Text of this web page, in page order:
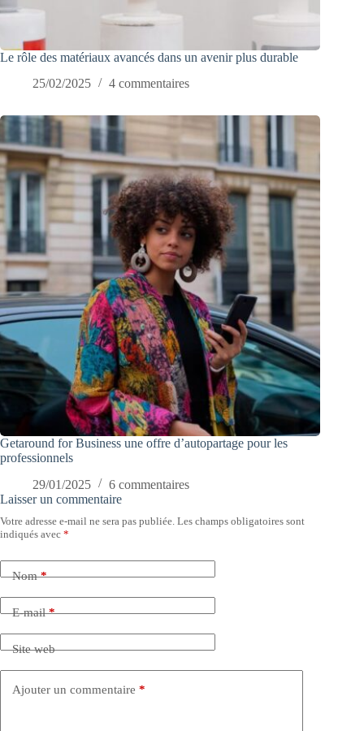
Le rôle des matériaux avancés dans un avenir plus durable
25/02/2025
4 commentaires
Getaround for Business une offre d’autopartage pour les
professionnels
29/01/2025
6 commentaires
Laisser un commentaire
Votre adresse e-mail ne sera pas publiée. Les champs obligatoires sont
indiqués avec *
Nom*
E-mail*
Site web
Ajouter un commentaire *